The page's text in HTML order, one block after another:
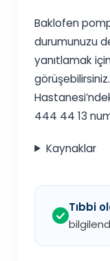
Baklofen
durumunuzu
yanıtlamak
444 44 13
Kaynaklar
Tıbbi